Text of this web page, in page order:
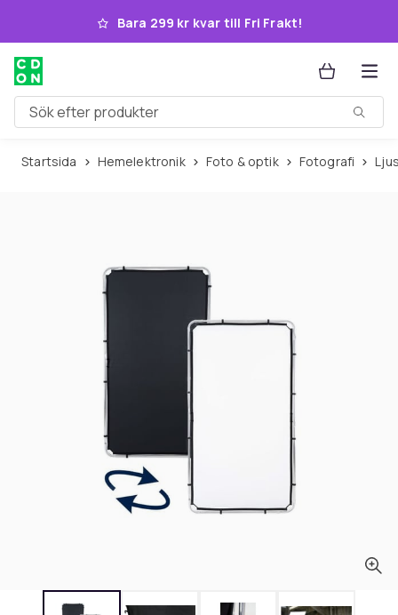
Hoppa till huvudinnehållet
Bara 299 kr kvar till Fri Frakt!
Sök efter produkter
Startsida Hemelektronik Foto & optik Fotografi